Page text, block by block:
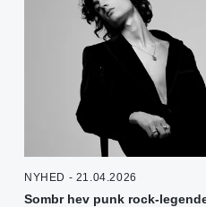
NYHED - 21.04.2026
Sombr hev punk rock-